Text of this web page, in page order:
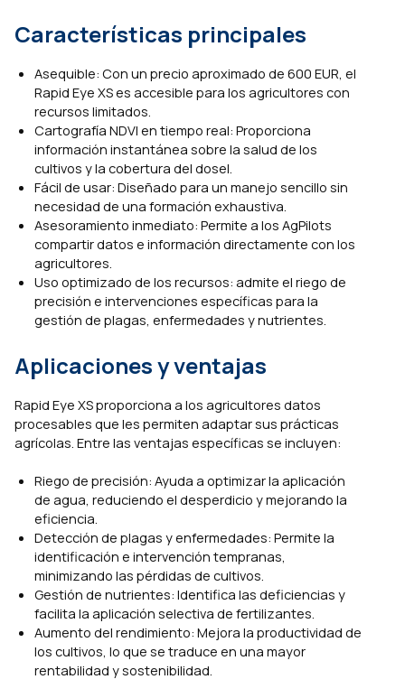
Características principales
Asequible: Con un precio aproximado de 600 EUR, el
Rapid Eye XS es accesible para los agricultores con
recursos limitados.
Cartografía NDVI en tiempo real: Proporciona
información instantánea sobre la salud de los
cultivos y la cobertura del dosel.
Fácil de usar: Diseñado para un manejo sencillo sin
necesidad de una formación exhaustiva.
Asesoramiento inmediato: Permite a los AgPilots
compartir datos e información directamente con los
agricultores.
Uso optimizado de los recursos: admite el riego de
precisión e intervenciones específicas para la
gestión de plagas, enfermedades y nutrientes.
Aplicaciones y ventajas
Rapid Eye XS proporciona a los agricultores datos
procesables que les permiten adaptar sus prácticas
agrícolas. Entre las ventajas específicas se incluyen:
Riego de precisión: Ayuda a optimizar la aplicación
de agua, reduciendo el desperdicio y mejorando la
eficiencia.
Detección de plagas y enfermedades: Permite la
identificación e intervención tempranas,
minimizando las pérdidas de cultivos.
Gestión de nutrientes: Identifica las deficiencias y
facilita la aplicación selectiva de fertilizantes.
Aumento del rendimiento: Mejora la productividad de
los cultivos, lo que se traduce en una mayor
rentabilidad y sostenibilidad.